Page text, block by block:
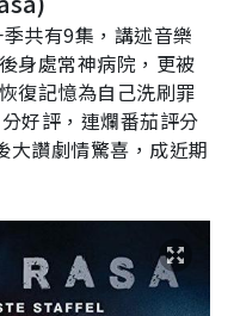
共有9集，講述音樂
身處常神病院，更被
復記憶為自己洗刷罪
分好評，連爛番茄評分
大讚劇情驚喜，成近期